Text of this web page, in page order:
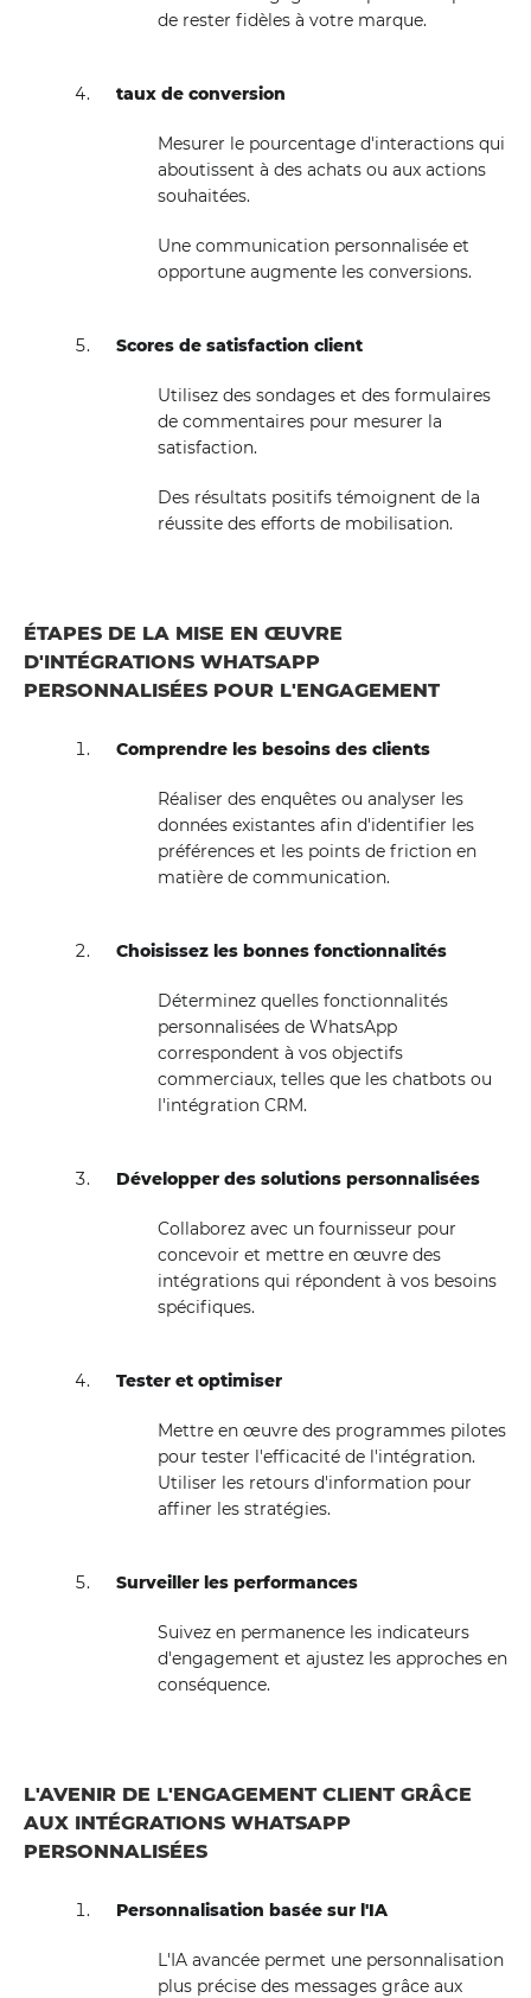
de rester fidèles à votre marque.
taux de conversion
Mesurer le pourcentage d'interactions qui
aboutissent à des achats ou aux actions
souhaitées.
Une communication personnalisée et
opportune augmente les conversions.
Scores de satisfaction client
Utilisez des sondages et des formulaires
de commentaires pour mesurer la
satisfaction.
Des résultats positifs témoignent de la
réussite des efforts de mobilisation.
ÉTAPES DE LA MISE EN ŒUVRE
D'INTÉGRATIONS WHATSAPP
PERSONNALISÉES POUR L'ENGAGEMENT
Comprendre les besoins des clients
Réaliser des enquêtes ou analyser les
données existantes afin d'identifier les
préférences et les points de friction en
matière de communication.
Choisissez les bonnes fonctionnalités
Déterminez quelles fonctionnalités
personnalisées de WhatsApp
correspondent à vos objectifs
commerciaux, telles que les chatbots ou
l'intégration CRM.
Développer des solutions personnalisées
Collaborez avec un fournisseur pour
concevoir et mettre en œuvre des
intégrations qui répondent à vos besoins
spécifiques.
Tester et optimiser
Mettre en œuvre des programmes pilotes
pour tester l'efficacité de l'intégration.
Utiliser les retours d'information pour
affiner les stratégies.
Surveiller les performances
Suivez en permanence les indicateurs
d'engagement et ajustez les approches en
conséquence.
L'AVENIR DE L'ENGAGEMENT CLIENT GRÂCE
AUX INTÉGRATIONS WHATSAPP
PERSONNALISÉES
Personnalisation basée sur l'IA
L'IA avancée permet une personnalisation
plus précise des messages grâce aux